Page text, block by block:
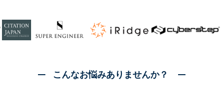
こんなお悩みありませんか？